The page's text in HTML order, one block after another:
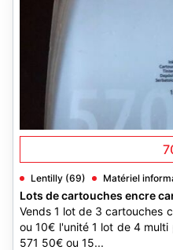
Lentilly (69) Matériel
Lots de cartouches encre
Vends 1 lot de 3 cartouches
ou 10€ l'unité 1 lot de 4
571 50€ ou 15...